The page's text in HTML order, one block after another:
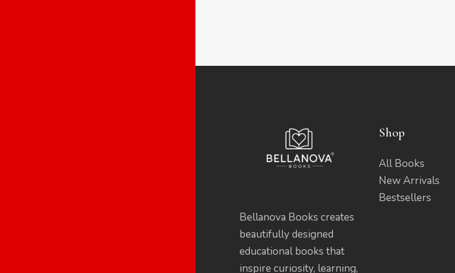
Bellanova Books creates
beautifully designed
educational books that
inspire curiosity, learning,
Shop
All Books
New Arrivals
Bestsellers